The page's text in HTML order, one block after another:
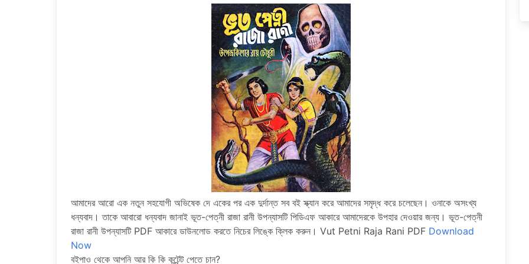
আমাদের আরো এক নতুন সহযোগী অভিষেক দে একের পর এক দুর্দান্ত সব বই স্ক্যান করে আমাদের সমৃদ্ধ করে চলেছেন। ওনাকে অসংখ্য
ধন্যবাদ। তাকে আবারো ধন্যবাদ জানাই ভূত-পেত্নী রাজা রানী উপন্যাসটি পিডিএফ আকারে আমাদেরকে উপহার দেওয়ার জন্য। ভূত-পেত্নী
রাজা রানী উপন্যাসটি PDF আকারে ডাউনলোড করতে নিচের লিঙ্কে ক্লিক করুন। Vut Petni Raja Rani PDF Download
Now
বইপাও থেকে আপনি আর কি কি কন্টেন্ট পেতে চান?